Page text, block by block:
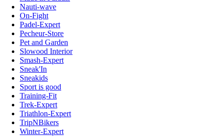
Nauti-wave
On-Fight
Padel-Expert
Pecheur-Store
Pet and Garden
Slowood Interior
Smash-Expert
Sneak'In
Sneakids
Sport is good
Training-Fit
Trek-Expert
Triathlon-Expert
TripNBikers
Winter-Expert